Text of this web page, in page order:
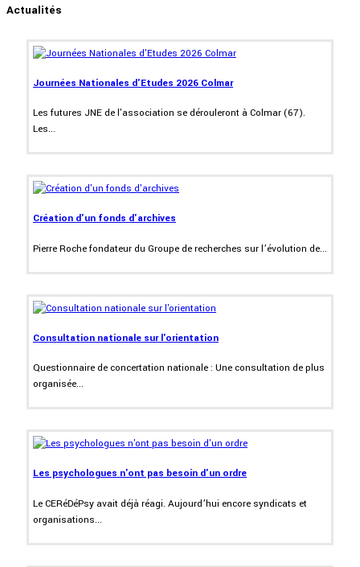
Actualités
Journées Nationales d'Etudes 2026 Colmar
Les futures JNE de l'association se dérouleront à Colmar (67).
Les...
Création d'un fonds d'archives
Pierre Roche fondateur du Groupe de recherches sur l’évolution de...
Consultation nationale sur l'orientation
Questionnaire de concertation nationale : Une consultation de plus
organisée...
Les psychologues n'ont pas besoin d'un ordre
Le CERéDéPsy avait déjà réagi. Aujourd’hui encore syndicats et
organisations...